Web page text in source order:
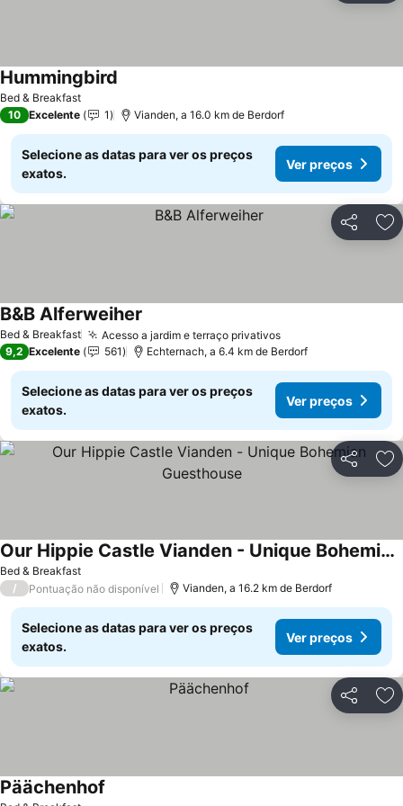
Bed & Breakfast
Hummingbird
10 Excelente 1 Vianden, a 16.0 km de Berdorf
Selecione as datas para ver os preços
exatos.
Ver preços
Partilhar
Bed & Breakfast Acesso a jardim e terraço privativosVer preços
B&B Alferweiher
9,2 Excelente 561 Echternach, a 6.4 km de Berdorf
Selecione as datas para ver os preços
exatos.
Ver preços
Partilhar
Bed & Breakfast
Our Hippie Castle Vianden - Unique Bohemian Guesthouse
Ver preços
/ Pontuação não disponível Vianden, a 16.2 km de Berdorf
Selecione as datas para ver os preços
exatos.
Ver preços
Partilhar
Päächenhof